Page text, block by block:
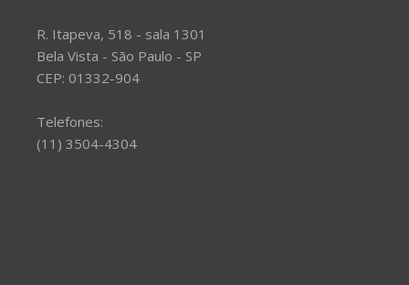
R. Itapeva, 518 - sala 1301
Bela Vista - São Paulo - SP
CEP: 01332-904
Telefones:
(11) 3504-4304